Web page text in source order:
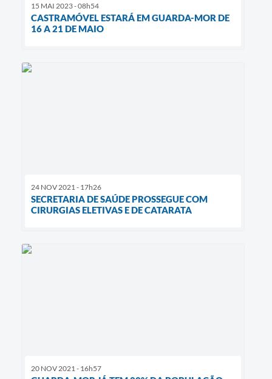
15 MAI 2023 - 08h54
CASTRAMÓVEL ESTARÁ EM GUARDA-MOR DE
16 A 21 DE MAIO
24 NOV 2021 - 17h26
SECRETARIA DE SAÚDE PROSSEGUE COM
CIRURGIAS ELETIVAS E DE CATARATA
20 NOV 2021 - 16h57